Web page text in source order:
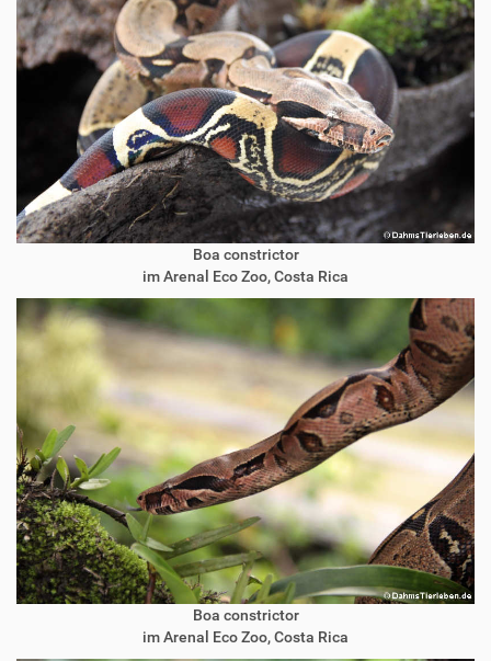
Boa constrictor
im Arenal Eco Zoo, Costa Rica
Boa constrictor
im Arenal Eco Zoo, Costa Rica